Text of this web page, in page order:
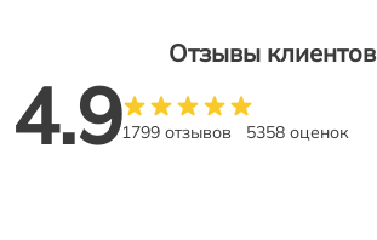
Отзывы клиентов
4.91799 отзывов 5358 оценок